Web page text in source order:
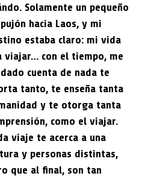
Solamente un pequeño
hacia Laos, y mi
estaba claro: mi vida
viajar… con el tiempo, me
cuenta de nada te
tanto, te enseña tanta
y te otorga tanta
como el viajar.
viaje te acerca a una
y personas distintas,
que al final, son tan